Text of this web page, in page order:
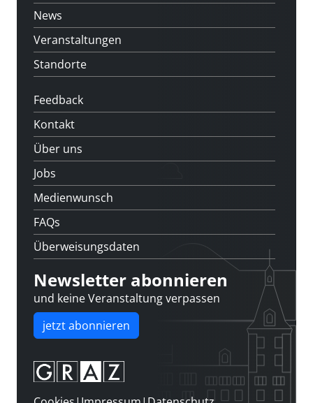
News
Veranstaltungen
Standorte
Feedback
Kontakt
Über uns
Jobs
Medienwunsch
FAQs
Überweisungsdaten
Newsletter abonnieren
und keine Veranstaltung verpassen
jetzt abonnieren